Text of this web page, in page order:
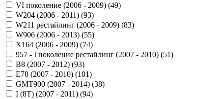
VI поколение (2006 - 2009) (49)
W204 (2006 - 2011) (93)
W211 рестайлинг (2006 - 2009) (83)
W906 (2006 - 2013) (55)
X164 (2006 - 2009) (74)
957 - I поколение рестайлинг (2007 - 2010) (51)
B8 (2007 - 2012) (93)
E70 (2007 - 2010) (101)
GMT900 (2007 - 2014) (38)
I (8T) (2007 - 2011) (94)